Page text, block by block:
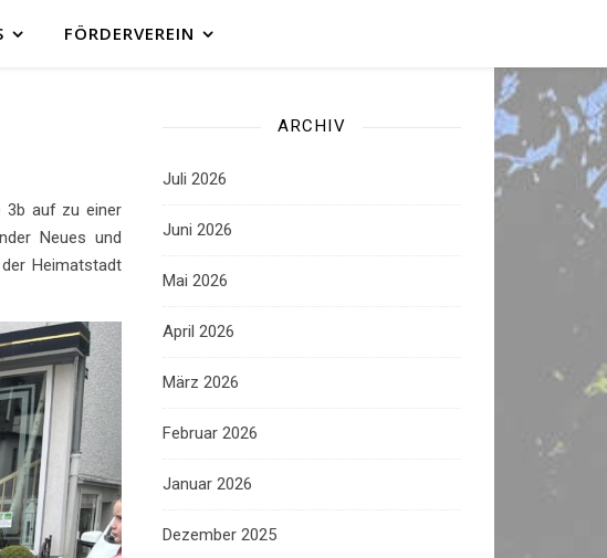
FÖRDERVEREIN
3b auf zu einer
Neues und
Heimatstadt
ARCHIV
Juli 2026
Juni 2026
Mai 2026
April 2026
März 2026
Februar 2026
Januar 2026
Dezember 2025